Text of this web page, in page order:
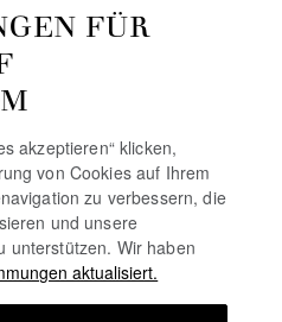
FÜR
akzeptieren“ klicken,
von Cookies auf Ihrem
zu verbessern, die
und unsere
unterstützen. Wir haben
aktualisiert.